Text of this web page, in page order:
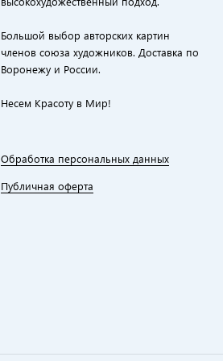
Большой выбор авторских картин
членов союза художников. Доставка по
Воронежу и России.
Несем Красоту в Мир!
Обработка персональных данных
Публичная оферта